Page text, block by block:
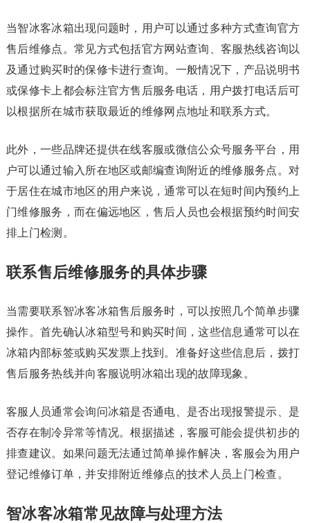
当智冰客冰箱出现问题时，用户可以通过多种方式查询官方
售后维修点。常见方式包括官方网站查询、客服热线咨询以
及通过购买时的保修卡进行查询。一般情况下，产品说明书
或保修卡上都会标注官方售后服务电话，用户拨打电话后可
以根据所在城市获取最近的维修网点地址和联系方式。
此外，一些品牌还提供在线客服或微信公众号服务平台，用
户可以通过输入所在地区或邮编查询附近的维修服务点。对
于居住在城市地区的用户来说，通常可以在短时间内预约上
门维修服务，而在偏远地区，售后人员也会根据预约时间安
排上门检测。
联系售后维修服务的具体步骤
当需要联系智冰客冰箱售后服务时，可以按照几个简单步骤
操作。首先确认冰箱型号和购买时间，这些信息通常可以在
冰箱内部标签或购买发票上找到。准备好这些信息后，拨打
售后服务热线并向客服说明冰箱出现的故障现象。
客服人员通常会询问冰箱是否通电、是否出现报警提示、是
否存在制冷异常等情况。根据描述，客服可能会提供初步的
排查建议。如果问题无法通过简单操作解决，客服会为用户
登记维修订单，并安排附近维修点的技术人员上门检查。
智冰客冰箱常见故障与处理方法